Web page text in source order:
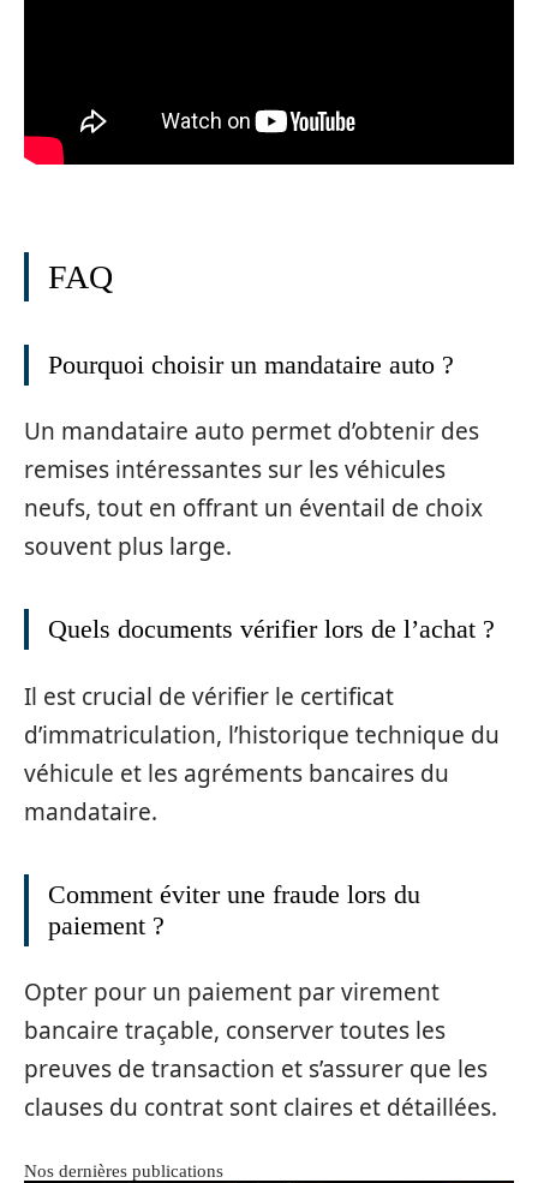
FAQ
Pourquoi choisir un mandataire auto ?
Un mandataire auto permet d’obtenir des
remises intéressantes sur les véhicules
neufs, tout en offrant un éventail de choix
souvent plus large.
Quels documents vérifier lors de l’achat ?
Il est crucial de vérifier le certificat
d’immatriculation, l’historique technique du
véhicule et les agréments bancaires du
mandataire.
Comment éviter une fraude lors du
paiement ?
Opter pour un paiement par virement
bancaire traçable, conserver toutes les
preuves de transaction et s’assurer que les
clauses du contrat sont claires et détaillées.
Nos dernières publications